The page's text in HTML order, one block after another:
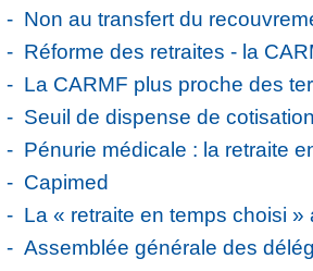
Non au transfert du
Réforme des retraites - la
La CARMF plus proche des
Seuil de dispense de
Pénurie médicale : la retraite
Capimed
La « retraite en temps choisi
Assemblée générale des